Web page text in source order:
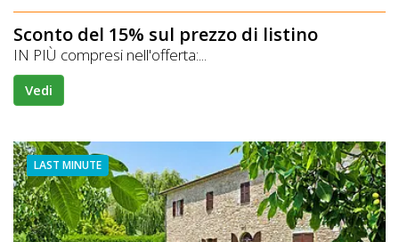
Sconto del 15% sul prezzo di listino
IN PIÙ compresi nell'offerta:...
Vedi
LAST MINUTE